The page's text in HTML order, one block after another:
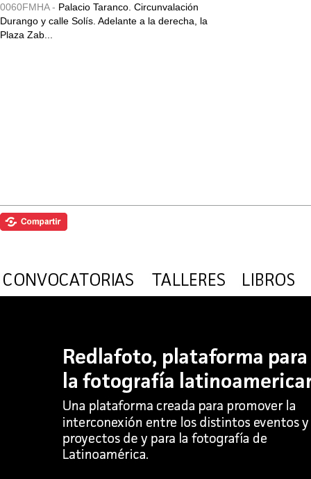
0060FMHA - Palacio Taranco. Circunvalación
Durango y calle Solís. Adelante a la derecha, la
Plaza Zab...